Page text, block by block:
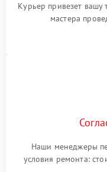
Курьер привезет вашу
мастера
Наши менеджеры
условия ремонта: